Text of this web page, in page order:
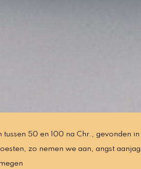
50 en 100 na Chr., gevonden in
zo nemen we aan, angst